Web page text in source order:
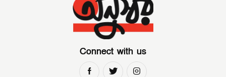
Connect with us